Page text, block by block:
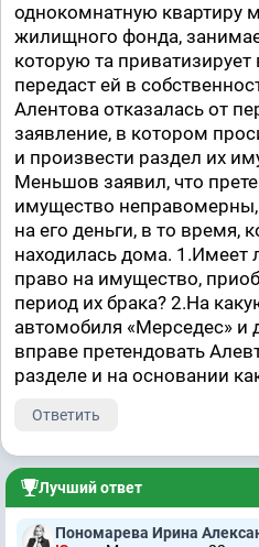
однокомнатную квартиру
жилищного фонда,
которую та
передаст ей в
Алентова отказалась от
заявление, в котором
и произвести раздел их
Меньшов заявил, что
имущество неправомерны,
на его деньги, в то время,
находилась дома. 1.Имеет
право на имущество,
период их брака? 2.На
автомобиля «Мерседес» и
вправе претендовать
разделе и на основании
Ответить
Лучший ответ
Пономарева Ирина